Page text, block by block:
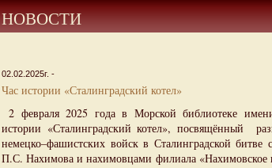
НОВОСТИ
02.02.2025г. -
Час истории «Сталинградский котел»
2 февраля 2025 года в Морской библиотеке
истории «Сталинградский котел», посвящённый
немецко–фашистских войск в Сталинградской
П.С. Нахимова и нахимовцами филиала